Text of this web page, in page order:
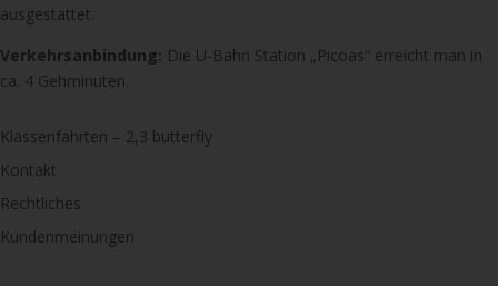
ausgestattet.
Verkehrsanbindung: Die U-Bahn Station „Picoas“ erreicht man in
ca. 4 Gehminuten.
Klassenfahrten – 2,3 butterfly
Kontakt
Rechtliches
Kundenmeinungen